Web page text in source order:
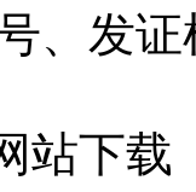
、发
下载